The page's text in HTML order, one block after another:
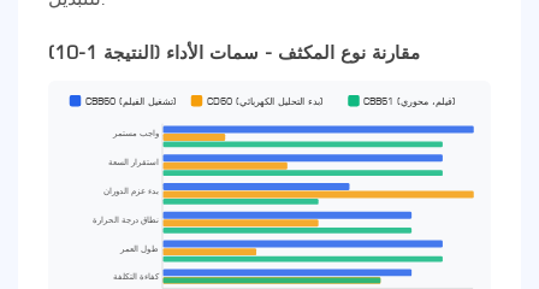
مقارنة نوع المكثف - سمات الأداء (النتيجة 1-10)
CBB60 (تشغيل الفيلم) CD60 (بدء التحليل الكهربائي) CBB61 (فيلم، محوري)
واجب مستمر
استقرار السعة
بدء عزم الدوران
نطاق درجة الحرارة
طول العمر
كفاءة التكلفة